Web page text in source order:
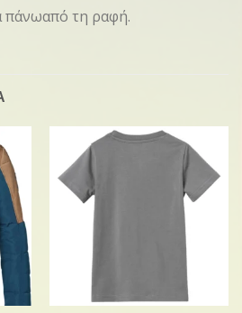
πάνωαπό τη ραφή.